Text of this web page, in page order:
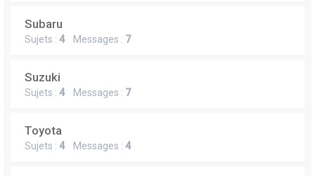
Subaru
Sujets : 4Messages : 7
Suzuki
Sujets : 4Messages : 7
Toyota
Sujets : 4Messages : 4